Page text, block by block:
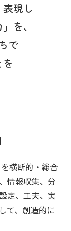
現し
を、
で
横断的・総合
情報収集、分
定、工夫、実
て、創造的に